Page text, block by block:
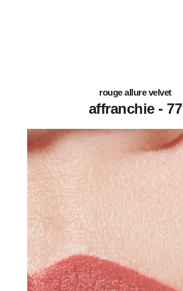
rouge allure velvet
77 - affranchie